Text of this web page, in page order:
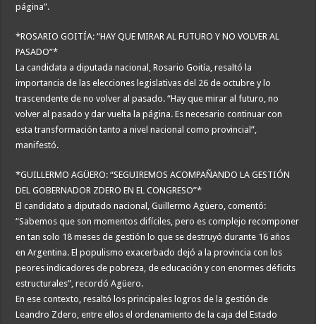
página”.
*ROSARIO GOITÍA: “HAY QUE MIRAR AL FUTURO Y NO VOLVER AL
PASADO”*
La candidata a diputada nacional, Rosario Goitía, resaltó la
importancia de las elecciones legislativas del 26 de octubre y lo
trascendente de no volver al pasado. “Hay que mirar al futuro, no
volver al pasado y dar vuelta la página. Es necesario continuar con
esta transformación tanto a nivel nacional como provincial”,
manifestó.
*GUILLERMO AGÜERO: “SEGUIREMOS ACOMPAÑANDO LA GESTIÓN
DEL GOBERNADOR ZDERO EN EL CONGRESO”*
El candidato a diputado nacional, Guillermo Agüero, comentó:
“Sabemos que son momentos difíciles, pero es complejo recomponer
en tan solo 18 meses de gestión lo que se destruyó durante 16 años
en Argentina. El populismo exacerbado dejó a la provincia con los
peores indicadores de pobreza, de educación y con enormes déficits
estructurales”, recordó Agüero.
En ese contexto, resaltó los principales logros de la gestión de
Leandro Zdero, entre ellos el ordenamiento de la caja del Estado